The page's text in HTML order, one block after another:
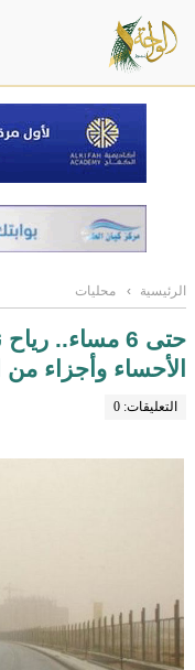
الرئيسية › محليات
حتى 6 مساء..
الأحساء وأجزاء
التعليقات: 0